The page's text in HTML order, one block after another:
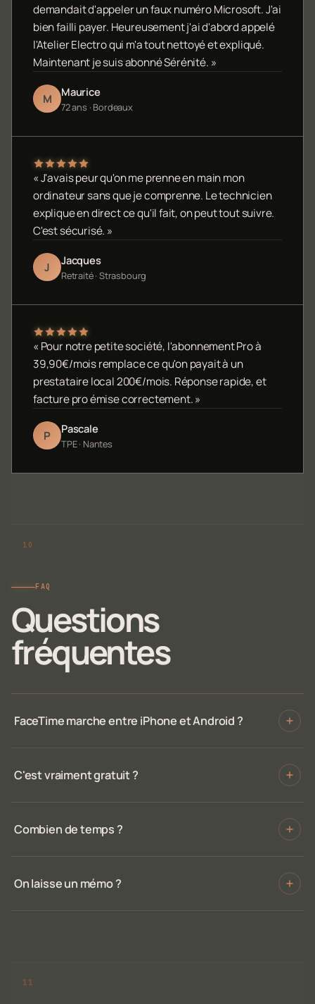
demandait d'appeler un faux numéro Microsoft. J'ai
bien failli payer. Heureusement j'ai d'abord appelé
l'Atelier Electro qui m'a tout nettoyé et expliqué.
Maintenant je suis abonné Sérénité. »
M Maurice
72 ans · Bordeaux
« J'avais peur qu'on me prenne en main mon
ordinateur sans que je comprenne. Le technicien
explique en direct ce qu'il fait, on peut tout suivre.
C'est sécurisé. »
J Jacques
Retraité · Strasbourg
« Pour notre petite société, l'abonnement Pro à
39,90€/mois remplace ce qu'on payait à un
prestataire local 200€/mois. Réponse rapide, et
facture pro émise correctement. »
P Pascale
TPE · Nantes
FAQ
Questions
fréquentes
FaceTime marche entre iPhone et Android ?
C'est vraiment gratuit ?
Combien de temps ?
On laisse un mémo ?